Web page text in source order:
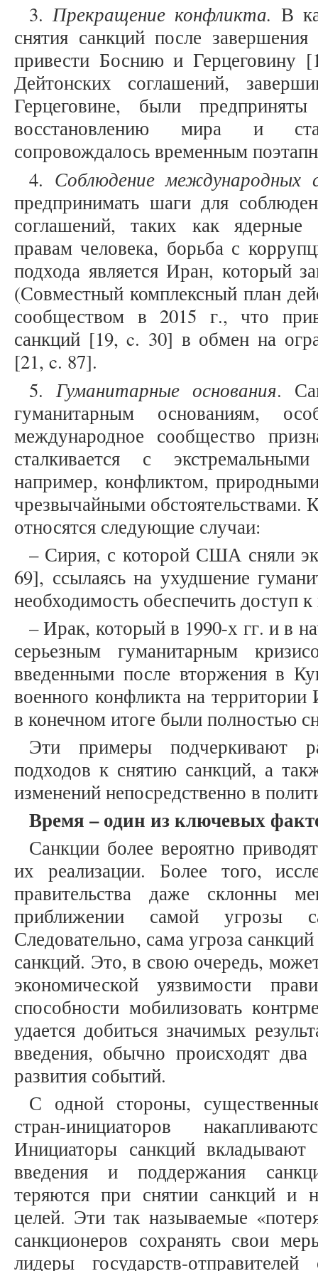
3.Прекращение конфликта. В
снятия санкций после
привести Боснию и Герцеговину
Дейтонских соглашений,
Герцеговине, были
восстановлению мира и
сопровождалось временным
4. Соблюдение международных
предпринимать шаги для
соглашений, таких как ядерные
правам человека, борьба с
подхода является Иран, который
(Совместный комплексный план
сообществом в 2015 г., что
санкций [19, c. 30] в обмен на
[21, c. 87].
5. Гуманитарные основания.
гуманитарным основаниям,
международное сообщество
сталкивается с
например, конфликтом,
чрезвычайными обстоятельствами.
относятся следующие случаи:
– Сирия, с которой США сняли
69], ссылаясь на ухудшение
необходимость обеспечить доступ
– Ирак, который в 1990-х гг. и в
серьезным гуманитарным
введенными после вторжения в
военного конфликта на
в конечном итоге были полностью
Эти примеры подчеркивают
подходов к снятию санкций, а
изменений непосредственно в
Время –один из ключевых
Санкции более вероятно
их реализации. Более того,
правительства даже склонны
приближении самой угрозы
Следовательно, сама угроза
санкций. Это, в свою очередь,
экономической уязвимости
способности мобилизовать
удается добиться значимых
введения, обычно происходят
развития событий.
С одной стороны,
стран-инициаторов
Инициаторы санкций
введения и поддержания
теряются при снятии санкций и
целей. Эти так называемые
санкционеров сохранять свои
лидеры государств-